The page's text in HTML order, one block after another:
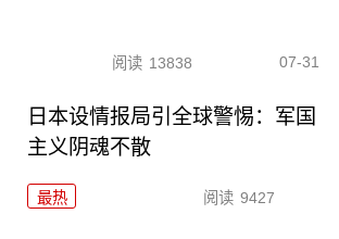
阅读 13838 07-31
日本设情报局引全球警惕：军国
主义阴魂不散
最热 阅读 9427